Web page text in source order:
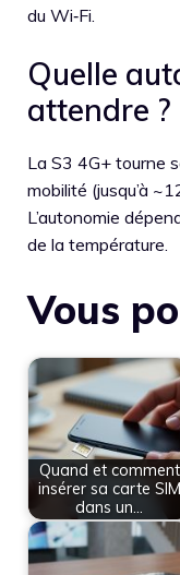
du Wi‑Fi.
Quelle
attendre ?
La S3 4G+ tourne
mobilité (jusqu’à
L’autonomie
de la température.
Vous
Quand et comment
insérer sa carte SIM
dans un…